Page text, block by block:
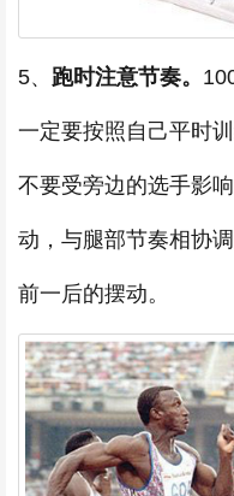
5、 跑时注意节奏。
一定要按照自己平时
不要受旁边的选手影
动，与腿部节奏相协
前一后的摆动。